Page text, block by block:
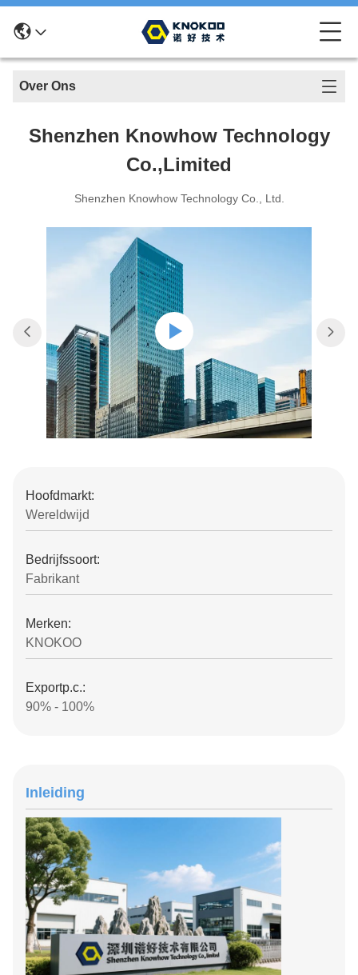
Over Ons
Shenzhen Knowhow Technology
Co.,limited
Shenzhen Knowhow Technology Co., Ltd.
Hoofdmarkt:
Wereldwijd
Bedrijfssoort:
Fabrikant
Merken:
KNOKOO
Exportp.c.:
90% - 100%
Inleiding